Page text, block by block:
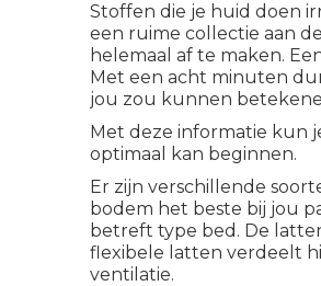
Stoffen die je huid doen
een ruime collectie aan
helemaal af te maken.
Met een acht minuten
jou zou kunnen
Met deze informatie kun
optimaal kan beginnen.
Er zijn verschillende
bodem het beste bij jou
betreft type bed. De
flexibele latten verdeelt
ventilatie.